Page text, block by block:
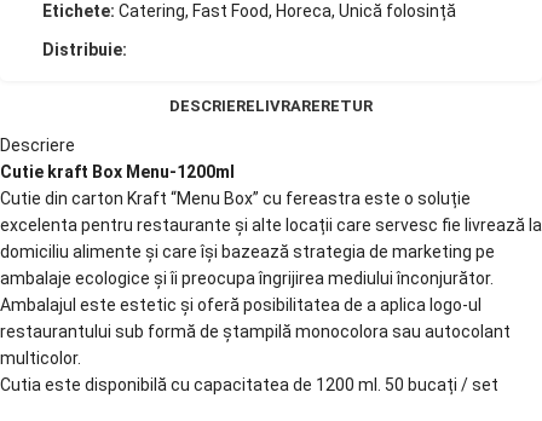
Etichete: Catering, Fast Food, Horeca, Unică folosință
Distribuie:
DESCRIERELIVRARERETUR
Descriere
Cutie kraft Box Menu-1200ml
Cutie din carton Kraft “Menu Box” cu fereastra este o soluție
excelenta pentru restaurante și alte locații care servesc fie livrează la
domiciliu alimente și care își bazează strategia de marketing pe
ambalaje ecologice și îi preocupa îngrijirea mediului înconjurător.
Ambalajul este estetic și oferă posibilitatea de a aplica logo-ul
restaurantului sub formă de ștampilă monocolora sau autocolant
multicolor.
Cutia este disponibilă cu capacitatea de 1200 ml. 50 bucați / set